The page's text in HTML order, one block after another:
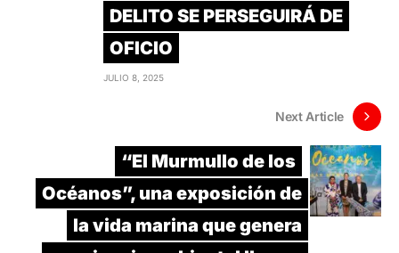
DELITO SE PERSEGUIRÁ DE
OFICIO
JULIO 8, 2025
Next Article
“El Murmullo de los
Océanos”, una exposición de
la vida marina que genera